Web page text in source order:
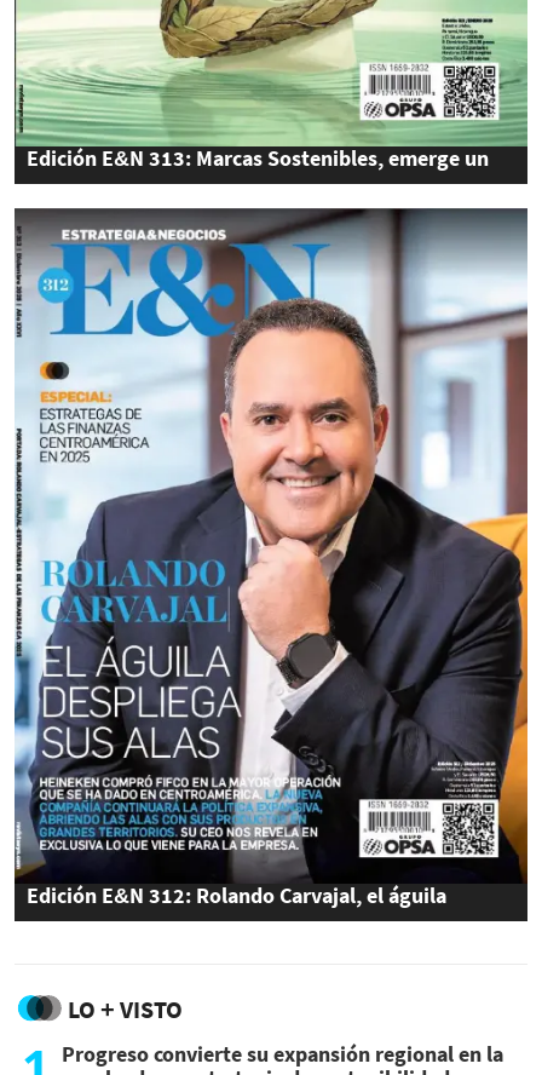
Edición E&N 313: Marcas Sostenibles, emerge un
nuevo consumidor consciente
Edición E&N 312: Rolando Carvajal, el águila
despliega sus alas
LO + VISTO
Progreso convierte su expansión regional en la